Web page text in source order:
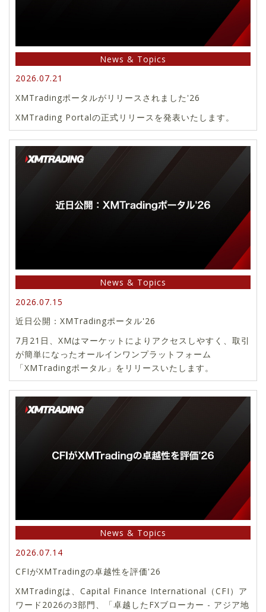
News & Topics
2026.07.21
XMTradingポータルがリリースされました'26
XMTrading Portalの正式リリースを発表いたします。
News & Topics
2026.07.15
近日公開：XMTradingポータル'26
7月21日、XMはマーケットによりアクセスしやすく、取引
が簡単になったオールインワンプラットフォーム
「XMTradingポータル」をリリースいたします。
News & Topics
2026.07.14
CFIがXMTradingの卓越性を評価'26
XMTradingは、Capital Finance International（CFI）ア
ワード2026の3部門、「卓越したFXブローカー - アジア地